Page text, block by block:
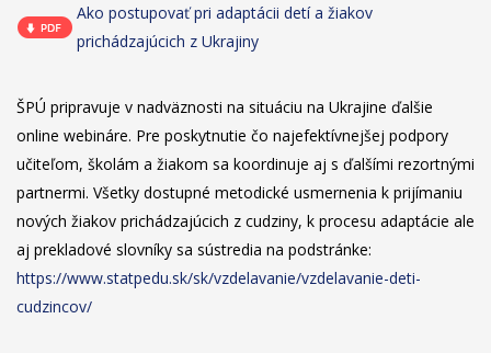
Ako postupovať pri adaptácii detí a žiakov
prichádzajúcich z Ukrajiny
ŠPÚ pripravuje v nadväznosti na situáciu na Ukrajine ďalšie
online webináre. Pre poskytnutie čo najefektívnejšej podpory
učiteľom, školám a žiakom sa koordinuje aj s ďalšími rezortnými
partnermi. Všetky dostupné metodické usmernenia k prijímaniu
nových žiakov prichádzajúcich z cudziny, k procesu adaptácie ale
aj prekladové slovníky sa sústredia na podstránke:
https://www.statpedu.sk/sk/vzdelavanie/vzdelavanie-deti-
cudzincov/